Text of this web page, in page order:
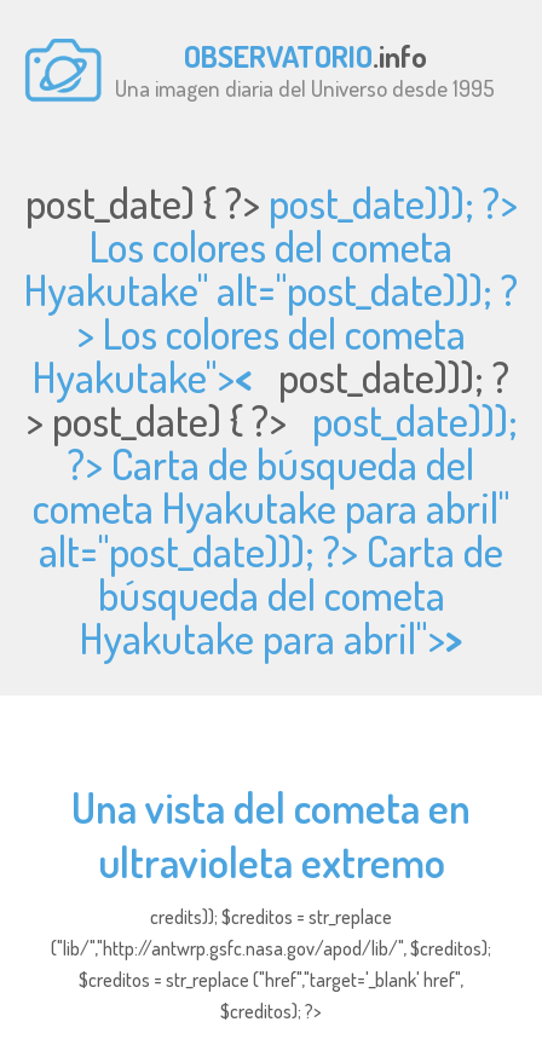
OBSERVATORIO.info
Una imagen diaria del Universo desde 1995
post_date) { ?> post_date))); ?>
Los colores del cometa
Hyakutake" alt="post_date))); ?
> Los colores del cometa
Hyakutake">< post_date))); ?
> post_date) { ?> post_date)));
?> Carta de búsqueda del
cometa Hyakutake para abril"
alt="post_date))); ?> Carta de
búsqueda del cometa
Hyakutake para abril">>
Una vista del cometa en
ultravioleta extremo
credits)); $creditos = str_replace
("lib/","http://antwrp.gsfc.nasa.gov/apod/lib/", $creditos);
$creditos = str_replace ("href","target='_blank' href",
$creditos); ?>